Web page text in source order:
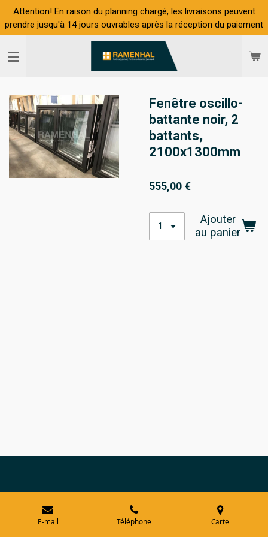
Passer
au
contenu
principal
Attention! En raison du planning chargé, les livraisons peuvent
prendre jusqu'à 14 jours ouvrables après la réception du paiement
Fenêtre oscillo-
battante noir, 2
battants,
2100x1300mm
555,00 €
Ajouter
au panier
E-mail Téléphone Carte